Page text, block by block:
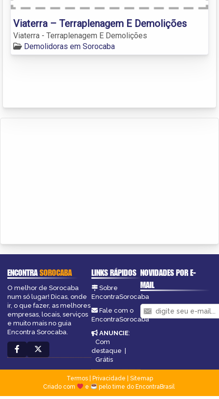
Viaterra – Terraplenagem E Demolições
Viaterra - Terraplenagem E Demolições
Demolidoras em Sorocaba
ENCONTRASOROCABA
O melhor de Sorocaba
num só lugar! Dicas, onde
ir, o que fazer, as melhores
empresas, locais, serviços
e muito mais no guia
Encontra Sorocaba.
LINKS RÁPIDOS
Sobre
EncontraSorocaba
Fale com o
EncontraSorocaba
ANUNCIE:
Com
destaque |
Grátis
NOVIDADES POR E-
MAIL
Termos| Privacidade
Sitemap
Criado com
e pelo time do EncontraBrasil